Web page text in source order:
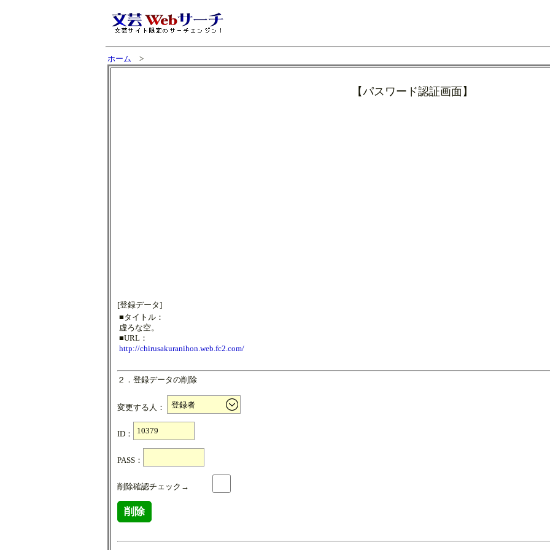
ホーム >
【パスワード認証画面】
[登録データ]
■タイトル：
虚ろな空。
■URL：
http://chirusakuranihon.web.fc2.com/
２．登録データの削除
変更する人：
ID：
PASS：
削除確認チェック→
削除